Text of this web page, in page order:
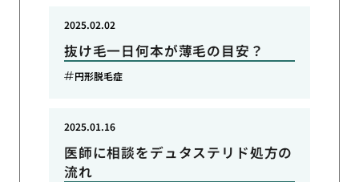
抜け毛一日何本が薄毛の目安？
2025.02.02
円形脱毛症
医師に相談をデュタステリド処方の
流れ
2025.01.16